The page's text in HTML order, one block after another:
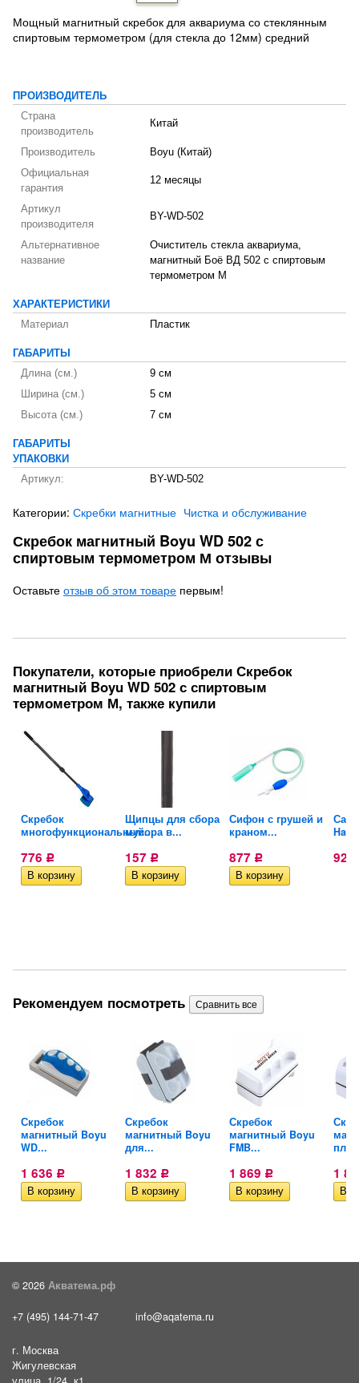
Мощный магнитный скребок для аквариума со стеклянным
спиртовым термометром (для стекла до 12мм) средний
ПРОИЗВОДИТЕЛЬ
Страна
производитель
Китай
Производитель
Boyu (Китай)
Официальная
гарантия
12 месяцы
Артикул
производителя
BY-WD-502
Альтернативное
название
Очиститель стекла аквариума,
магнитный Боё ВД 502 с спиртовым
термометром М
ХАРАКТЕРИСТИКИ
Материал
Пластик
ГАБАРИТЫ
Длина (см.)
9 см
Ширина (см.)
5 см
Высота (см.)
7 см
ГАБАРИТЫ
УПАКОВКИ
Артикул:
BY-WD-502
Категории: Скребки магнитные Чистка и обслуживание
Скребок магнитный Boyu WD 502 с
спиртовым термометром М отзывы
Оставьте отзыв об этом товаре первым!
Покупатели, которые приобрели Скребок
магнитный Boyu WD 502 с спиртовым
термометром М, также купили
Скребок
многофункциональный...
776 Р
Щипцы для сбора
мусора в...
157 Р
Сифон с грушей и
краном...
877 Р 92
Рекомендуем посмотреть
Скребок
магнитный Boyu
WD...
1 636 Р
Скребок
магнитный Boyu
для...
1 832 Р
Скребок
магнитный Boyu
FMB...
1 869 Р 1
© 2026 Акватема.рф
+7 (495) 144-71-47 info@aqatema.ru
г. Москва
Жигулевская